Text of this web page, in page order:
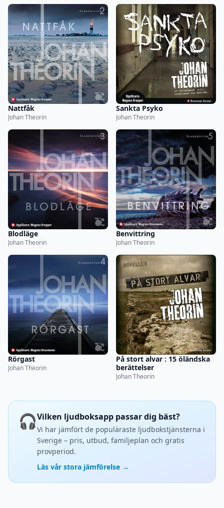
Nattfåk
Johan Theorin
Sankta Psyko
Johan Theorin
Blodläge
Johan Theorin
Benvittring
Johan Theorin
Rörgast
Johan Theorin
På stort alvar : 15 öländska
berättelser
Johan Theorin
🎧Vilken ljudboksapp passar dig bäst?
Vi har jämfört de populäraste ljudbokstjänsterna i
Sverige – pris, utbud, familjeplan och gratis
provperiod.
Läs vår stora jämförelse →